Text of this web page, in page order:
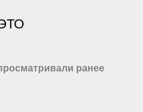
ранее